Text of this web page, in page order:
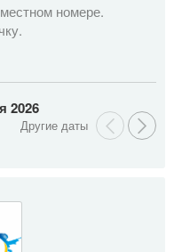
номере.
2026